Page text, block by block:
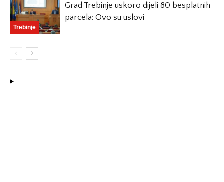
Trebinje
Grad Trebinje uskoro dijeli 80 besplatnih
parcela: Ovo su uslovi